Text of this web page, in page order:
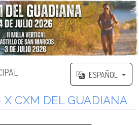
ESPAÑOL
X CXM DEL GUADIANA